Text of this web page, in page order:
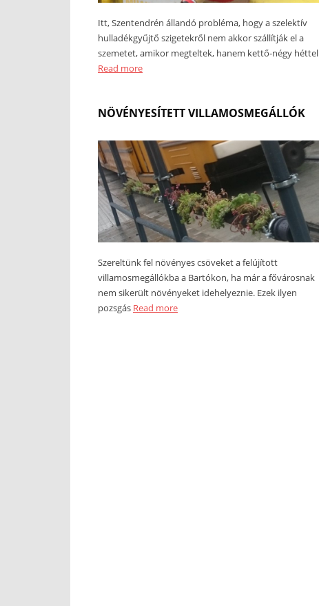
Itt, Szentendrén állandó probléma, hogy a szelektív
hulladékgyűjtő szigetekről nem akkor szállítják el a
szemetet, amikor megteltek, hanem kettő-négy héttel
Read more
NÖVÉNYESÍTETT VILLAMOSMEGÁLLÓK
Szereltünk fel növényes csöveket a felújított
villamosmegállókba a Bartókon, ha már a fővárosnak
nem sikerült növényeket idehelyeznie. Ezek ilyen
pozsgás Read more